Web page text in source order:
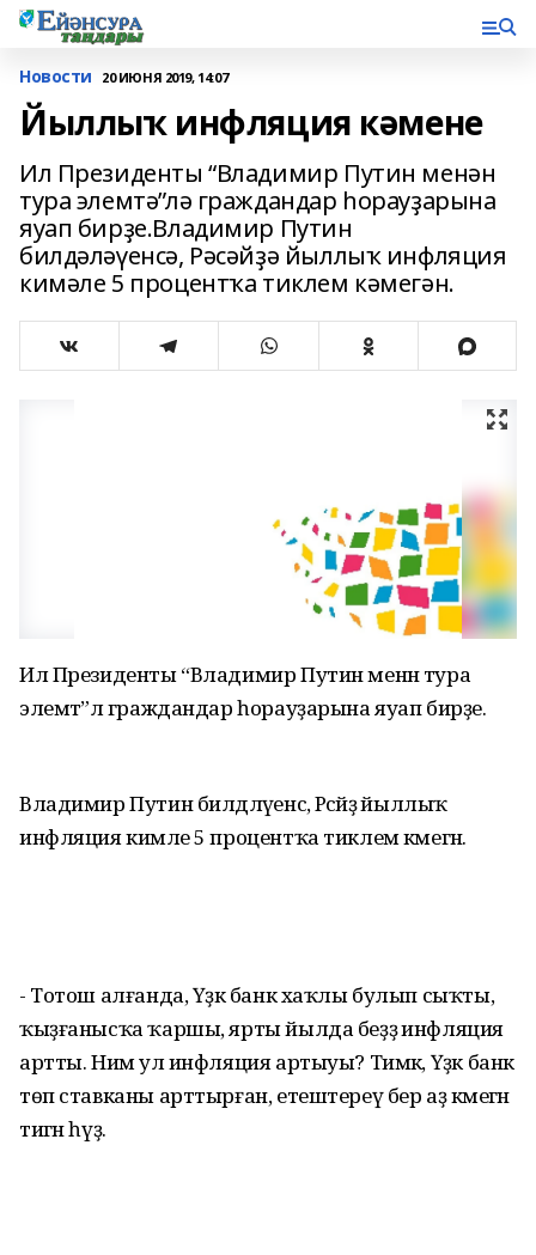
Новости 20 ИЮНЯ 2019, 14:07
Йыллыҡ инфляция кәмене
Ил Президенты “Владимир Путин менән
тура элемтә”лә граждандар һорауҙарына
яуап бирҙе.Владимир Путин
билдәләүенсә, Рәсәйҙә йыллыҡ инфляция
кимәле 5 процентҡа тиклем кәмегән.
Ил Президенты “Владимир Путин менән тура
элемтә”лә граждандар һорауҙарына яуап бирҙе.
Владимир Путин билдәләүенсә, Рәсәйҙә йыллыҡ
инфляция кимәле 5 процентҡа тиклем кәмегән.
- Тотош алғанда, Үҙәк банк хаҡлы булып сыҡты,
ҡыҙғанысҡа ҡаршы, ярты йылда беҙҙә инфляция
артты. Нимә ул инфляция артыуы? Тимәк, Үҙәк банк
төп ставканы арттырған, етештереү бер аҙ кәмегән
тигән һүҙ.